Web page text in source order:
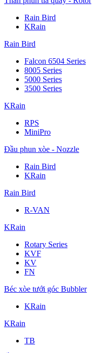
Rain Bird
KRain
Rain Bird
Falcon 6504 Series
8005 Series
5000 Series
3500 Series
KRain
RPS
MiniPro
Đầu phun xòe - Nozzle
Rain Bird
KRain
Rain Bird
R-VAN
KRain
Rotary Series
KVF
KV
FN
Béc xòe tưới góc Bubbler
KRain
KRain
TB